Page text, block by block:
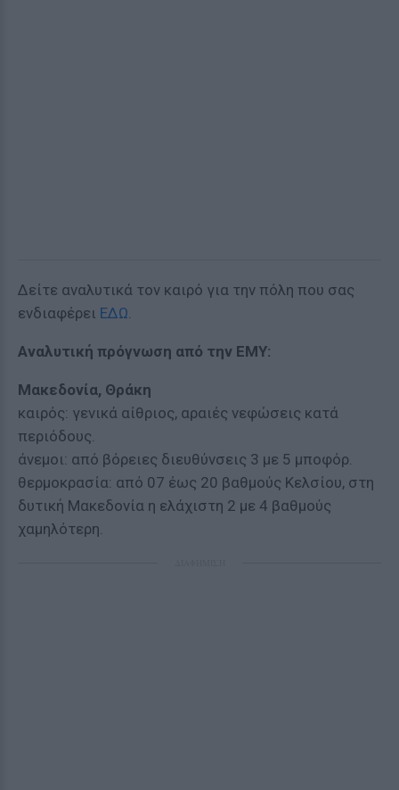
Δείτε αναλυτικά τον καιρό για την πόλη που σας
ενδιαφέρει ΕΔΩ.
Αναλυτική πρόγνωση από την ΕΜΥ:
Μακεδονία, Θράκη
καιρός: γενικά αίθριος, αραιές νεφώσεις κατά
περιόδους.
άνεμοι: από βόρειες διευθύνσεις 3 με 5 μποφόρ.
θερμοκρασία: από 07 έως 20 βαθμούς Κελσίου, στη
δυτική Μακεδονία η ελάχιστη 2 με 4 βαθμούς
χαμηλότερη.